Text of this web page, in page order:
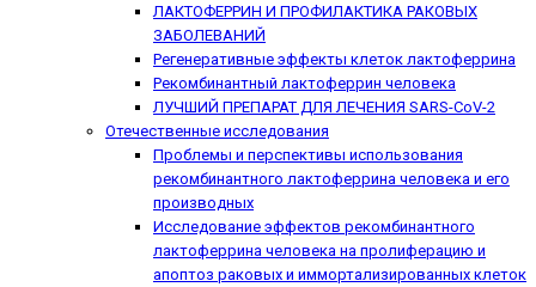
ЛАКТОФЕРРИН И ПРОФИЛАКТИКА РАКОВЫХ
ЗАБОЛЕВАНИЙ
Регенеративные эффекты клеток лактоферрина
Рекомбинантный лактоферрин человека
ЛУЧШИЙ ПРЕПАРАТ ДЛЯ ЛЕЧЕНИЯ SARS-CoV-2
Отечественные исследования
Проблемы и перспективы использования
рекомбинантного лактоферрина человека и его
производных
Исследование эффектов рекомбинантного
лактоферрина человека на пролиферацию и
апоптоз раковых и иммортализированных клеток